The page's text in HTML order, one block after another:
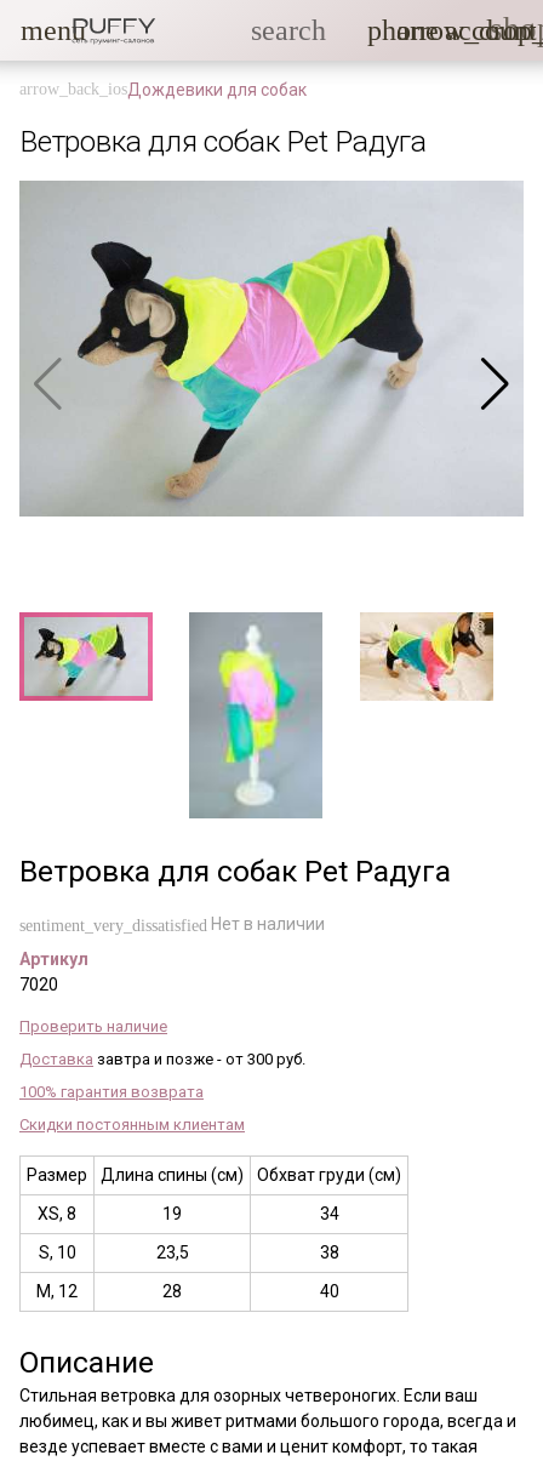
menu search phone
Дождевики для собак
Ветровка для собак Pet Радуга
Ветровка для собак Pet Радуга
sentiment_very_dissatisfied Нет в наличии
Артикул
7020
Проверить наличие
Доставка завтра и позже - от 300 руб.
100% гарантия возврата
Скидки постоянным клиентам
Размер Длина спины (см)
Обхват груди (см)
XS, 8
19
34
S, 10
23,5
38
M, 12
28 40
Описание
Стильная ветровка для озорных четвероногих. Если ваш
любимец, как и вы живет ритмами большого города, всегда и
везде успевает вместе с вами и ценит комфорт, то такая